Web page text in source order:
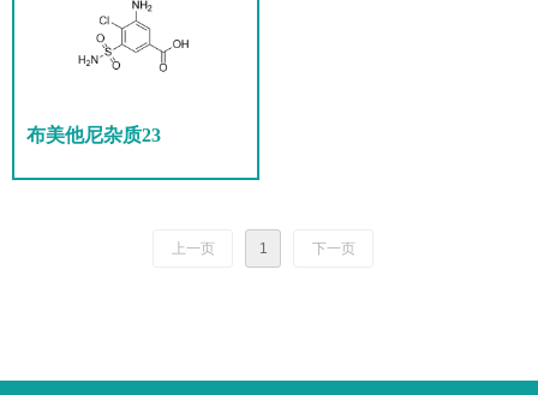
布美他尼杂质23
上一页 1 下一页